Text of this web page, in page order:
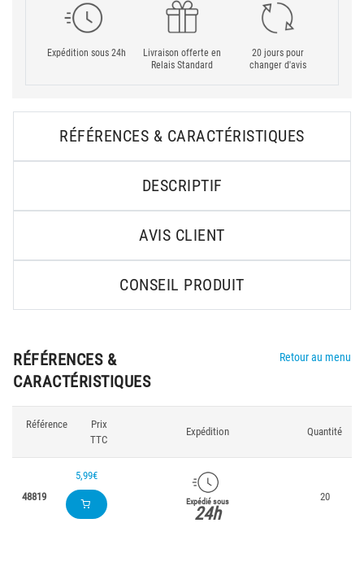
Expédition sous 24h
Livraison offerte en
Relais Standard
20 jours pour
changer d'avis
RÉFÉRENCES & CARACTÉRISTIQUES
DESCRIPTIF
AVIS CLIENT
CONSEIL PRODUIT
RÉFÉRENCES &
CARACTÉRISTIQUES
Retour au menu
Référence
Prix
TTC
Expédition Quantité
48819
5,99€
Expédié sous
24h
20